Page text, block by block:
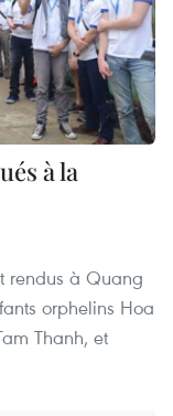
à la
rendus à Quang
orphelins Hoa
Thanh, et